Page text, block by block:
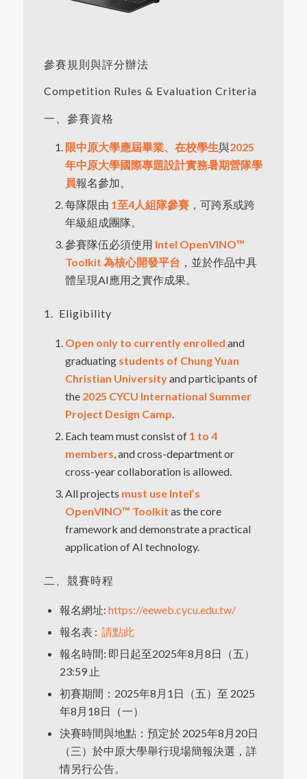
參賽規則與評分辦法
Competition Rules & Evaluation Criteria
一、參賽資格
限中原大學應屆畢業、在校學生與2025
年中原大學國際專題設計實務暑期營隊學
員報名參加。
每隊限由 1至4人組隊參賽，可跨系或跨
年級組成團隊。
參賽隊伍必須使用 Intel OpenVINO™
Toolkit 為核心開發平台 ，並於作品中具
體呈現AI應用之實作成果。
1. Eligibility
Open only to currently enrolled and
graduating students of Chung Yuan
Christian Universityand participants of
the 2025 CYCU International Summer
Project Design Camp.
Each team must consist of 1 to 4
members, and cross-department or
cross-year collaboration is allowed.
All projects must use Intel’s
OpenVINO™ Toolkit as the core
framework and demonstrate a practical
application of AI technology.
二、競賽時程
報名網址: https://eeweb.cycu.edu.tw/
報名表 : 請點此
報名時間: 即日起至2025年8月8日（五）
23:59 止
初賽期間：2025年8月1日（五）至 2025
年8月18日（一）
決賽時間與地點：預定於 2025年8月20日
（三）於中原大學舉行現場簡報決選，詳
情另行公告。